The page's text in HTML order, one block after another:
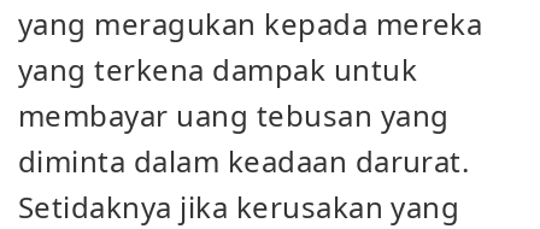
yang meragukan kepada mereka
yang terkena dampak untuk
membayar uang tebusan yang
diminta dalam keadaan darurat.
Setidaknya jika kerusakan yang